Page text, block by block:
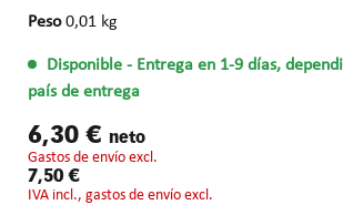
Peso0,01 kg
Disponible - Entrega en 1-9 días,
país de entrega
6,30 € neto
gastos de envío excl.
7,50 €
IVA incl., gastos de envío excl.